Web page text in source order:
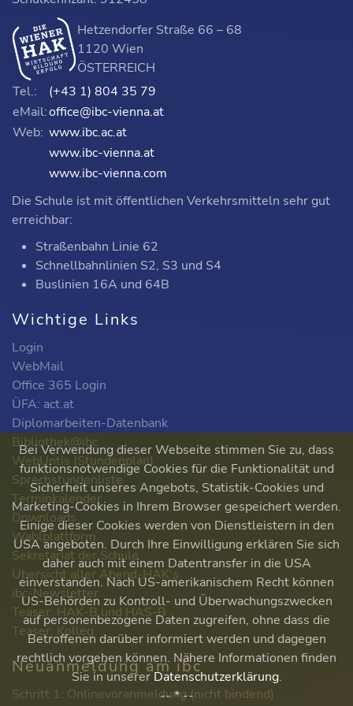
Ausbildungsschwerpunkt
Summe
23
Hetzendorfer Straße 66 – 68
1120 Wien
ÖSTERREICH
Tel.:
(+43 1) 804 35 79
eMail:office@ibc-vienna.at
Web: www.ibc.ac.at
www.ibc-vienna.at
www.ibc-vienna.com
Die Schule ist mit öffentlichen Verkehrsmitteln sehr gut
erreichbar:
Straßenbahn Linie 62
Schnellbahnlinien S2, S3 und S4
Buslinien 16A und 64B
Wichtige Links
Login
WebMail
Office 365 Login
ÜFA: act.at
Diplomarbeiten-Datenbank
Bibliothek@ibc
WebUntis (Stundenplan)
Sprechstundenliste
Terminkalender
Downloads
Wahlplattform
Sekretariat der Schule
Übersicht aller Abend-HAK's
ibc-Newsletter
Teaser: HAK-B und HAS-B
Teaser: Kolleg
Neuanmeldung am ibc
Schritt 1: Onlinevoranmeldung (nicht bindend)
Bei Verwendung dieser Webseite stimmen Sie zu, dass
funktionsnotwendige Cookies für die Funktionalität und
Sicherheit unseres Angebots, Statistik-Cookies und
Marketing-Cookies in Ihrem Browser gespeichert werden.
Einige dieser Cookies werden von Dienstleistern in den
USA angeboten. Durch Ihre Einwilligung erklären Sie sich
daher auch mit einem Datentransfer in die USA
einverstanden. Nach US-amerikanischem Recht können
US-Behörden zu Kontroll- und Überwachungszwecken
auf personenbezogene Daten zugreifen, ohne dass die
Betroffenen darüber informiert werden und dagegen
rechtlich vorgehen können. Nähere Informationen finden
Sie in unsererDatenschutzerklärung.
-- * --